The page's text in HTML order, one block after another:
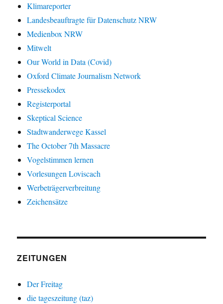
Klimareporter
Landesbeauftragte für Datenschutz NRW
Medienbox NRW
Mitwelt
Our World in Data (Covid)
Oxford Climate Journalism Network
Pressekodex
Registerportal
Skeptical Science
Stadtwanderwege Kassel
The October 7th Massacre
Vogelstimmen lernen
Vorlesungen Loviscach
Werbeträgerverbreitung
Zeichensätze
ZEITUNGEN
Der Freitag
die tageszeitung (taz)